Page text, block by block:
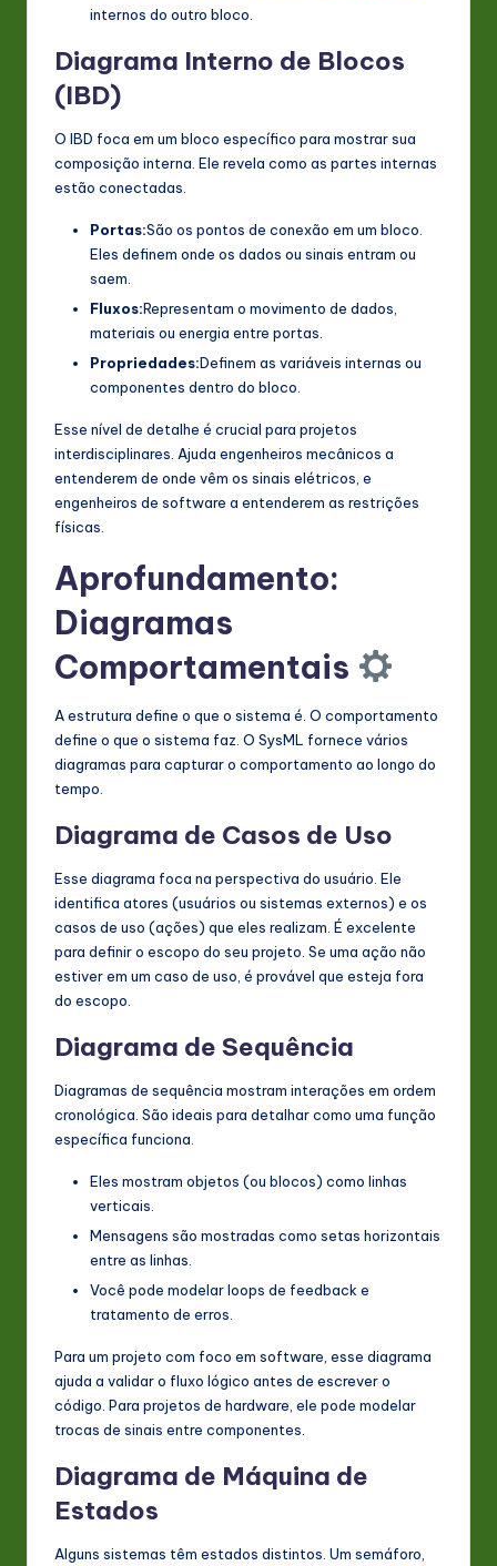
internos do outro bloco.
Diagrama Interno de Blocos
(IBD)
O IBD foca em um bloco específico para mostrar sua
composição interna. Ele revela como as partes internas
estão conectadas.
Portas:São os pontos de conexão em um bloco.
Eles definem onde os dados ou sinais entram ou
saem.
Fluxos:Representam o movimento de dados,
materiais ou energia entre portas.
Propriedades:Definem as variáveis internas ou
componentes dentro do bloco.
Esse nível de detalhe é crucial para projetos
interdisciplinares. Ajuda engenheiros mecânicos a
entenderem de onde vêm os sinais elétricos, e
engenheiros de software a entenderem as restrições
físicas.
Aprofundamento:
Diagramas
Comportamentais
A estrutura define o que o sistema é. O comportamento
define o que o sistema faz. O SysML fornece vários
diagramas para capturar o comportamento ao longo do
tempo.
Diagrama de Casos de Uso
Esse diagrama foca na perspectiva do usuário. Ele
identifica atores (usuários ou sistemas externos) e os
casos de uso (ações) que eles realizam. É excelente
para definir o escopo do seu projeto. Se uma ação não
estiver em um caso de uso, é provável que esteja fora
do escopo.
Diagrama de Sequência
Diagramas de sequência mostram interações em ordem
cronológica. São ideais para detalhar como uma função
específica funciona.
Eles mostram objetos (ou blocos) como linhas
verticais.
Mensagens são mostradas como setas horizontais
entre as linhas.
Você pode modelar loops de feedback e
tratamento de erros.
Para um projeto com foco em software, esse diagrama
ajuda a validar o fluxo lógico antes de escrever o
código. Para projetos de hardware, ele pode modelar
trocas de sinais entre componentes.
Diagrama de Máquina de
Estados
Alguns sistemas têm estados distintos. Um semáforo,